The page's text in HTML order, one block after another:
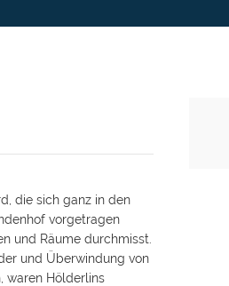
die sich ganz in den
vorgetragen
und Räume durchmisst.
und Überwindung von
waren Hölderlins